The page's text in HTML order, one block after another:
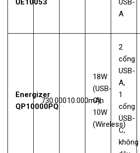
UE10053
USB-
A
Energizer
QP10000PQ
730.00010.000mAh
18W
(USB-
C),
10W
(Wireless)
2
cổng
USB-
A,
1
cổng
USB-
C,
không